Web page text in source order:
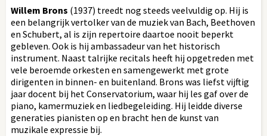
Willem Brons (1937) treedt nog steeds veelvuldig op. Hij is
een belangrijk vertolker van de muziek van Bach, Beethoven
en Schubert, al is zijn repertoire daartoe nooit beperkt
gebleven. Ook is hij ambassadeur van het historisch
instrument. Naast talrijke recitals heeft hij opgetreden met
vele beroemde orkesten en samengewerkt met grote
dirigenten in binnen- en buitenland. Brons was liefst vijftig
jaar docent bij het Conservatorium, waar hij les gaf over de
piano, kamermuziek en liedbegeleiding. Hij leidde diverse
generaties pianisten op en bracht hen de kunst van
muzikale expressie bij.